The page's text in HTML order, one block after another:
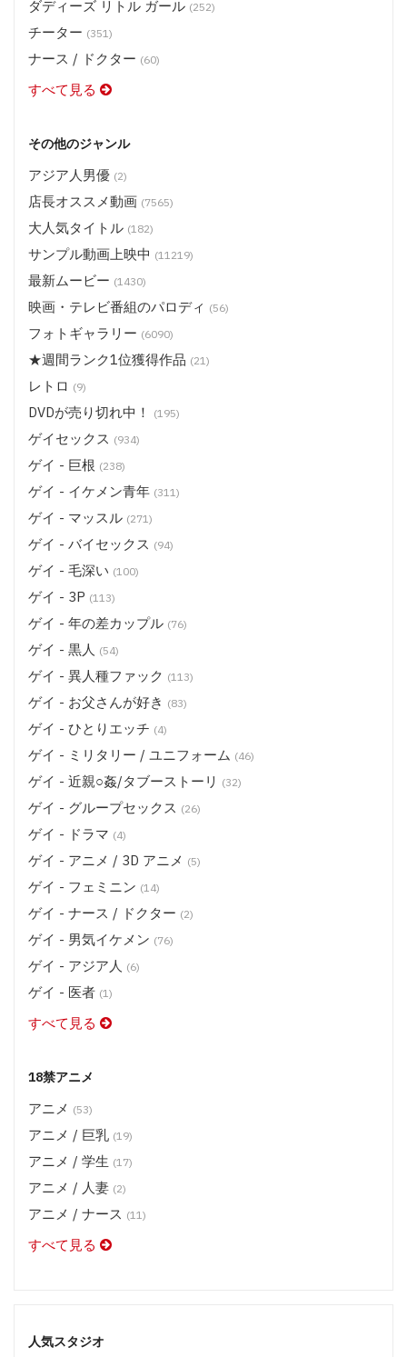
ダディーズ リトル ガール (252)
チーター (351)
ナース / ドクター (60)
すべて見る
その他のジャンル
アジア人男優 (2)
店長オススメ動画 (7565)
大人気タイトル (182)
サンプル動画上映中 (11219)
最新ムービー (1430)
映画・テレビ番組のパロディ (56)
フォトギャラリー (6090)
★週間ランク1位獲得作品 (21)
レトロ (9)
DVDが売り切れ中！ (195)
ゲイセックス (934)
ゲイ - 巨根 (238)
ゲイ - イケメン青年 (311)
ゲイ - マッスル (271)
ゲイ - バイセックス (94)
ゲイ - 毛深い (100)
ゲイ - 3P (113)
ゲイ - 年の差カップル (76)
ゲイ - 黒人 (54)
ゲイ - 異人種ファック (113)
ゲイ - お父さんが好き (83)
ゲイ - ひとりエッチ (4)
ゲイ - ミリタリー / ユニフォーム (46)
ゲイ - 近親○姦/タブーストーリ (32)
ゲイ - グループセックス (26)
ゲイ - ドラマ (4)
ゲイ - アニメ / 3D アニメ (5)
ゲイ - フェミニン (14)
ゲイ - ナース / ドクター (2)
ゲイ - 男気イケメン (76)
ゲイ - アジア人 (6)
ゲイ - 医者 (1)
すべて見る
18禁アニメ
アニメ (53)
アニメ / 巨乳 (19)
アニメ / 学生 (17)
アニメ / 人妻 (2)
アニメ / ナース (11)
すべて見る
人気スタジオ